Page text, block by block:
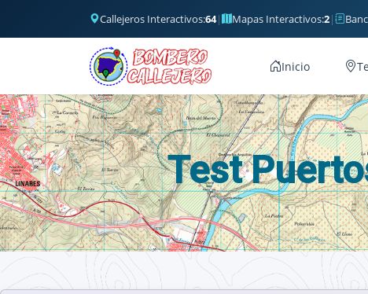
Callejeros Interactivos:64| Mapas Interactivos:2|
Inicio
Test